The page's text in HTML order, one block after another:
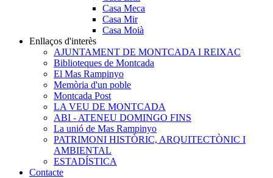
Casa Meca
Casa Mir
Casa Moià
Enllaços d'interès
AJUNTAMENT DE MONTCADA I REIXAC
Biblioteques de Montcada
El Mas Rampinyo
Memòria d'un poble
Montcada Post
LA VEU DE MONTCADA
ABI - ATENEU DOMINGO FINS
La unió de Mas Rampinyo
PATRIMONI HISTÒRIC, ARQUITECTÒNIC I
AMBIENTAL
ESTADÍSTICA
Contacte